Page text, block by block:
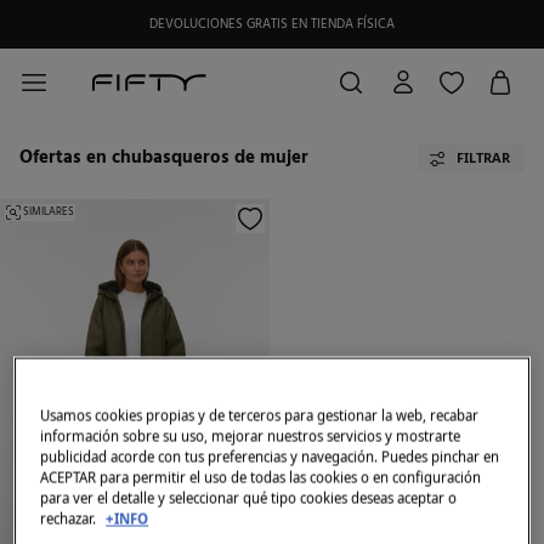
DEVOLUCIONES GRATIS EN TIENDA FÍSICA
Ofertas en chubasqueros de mujer FILTRAR
SIMILARES
Usamos cookies propias y de terceros para gestionar la web, recabar
información sobre su uso, mejorar nuestros servicios y mostrarte
publicidad acorde con tus preferencias y navegación. Puedes pinchar en
ACEPTAR para permitir el uso de todas las cookies o en configuración
para ver el detalle y seleccionar qué tipo cookies deseas aceptar o
rechazar. +INFO